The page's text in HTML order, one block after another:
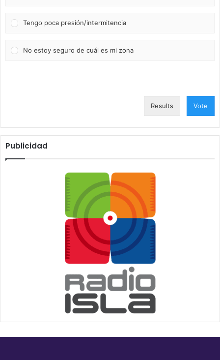
Tengo poca presión/intermitencia
No estoy seguro de cuál es mi zona
Results Vote
Publicidad